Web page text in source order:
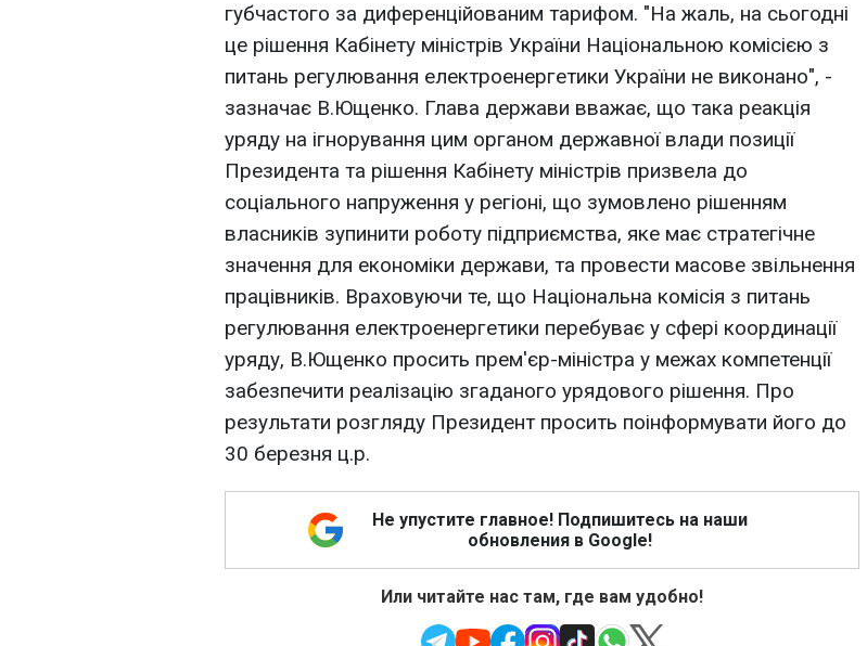
губчастого за диференційованим тарифом. "На жаль, на сьогодні
це рішення Кабінету міністрів України Національною комісією з
питань регулювання електроенергетики України не виконано", -
зазначає В.Ющенко. Глава держави вважає, що така реакція
уряду на ігнорування цим органом державної влади позиції
Президента та рішення Кабінету міністрів призвела до
соціального напруження у регіоні, що зумовлено рішенням
власників зупинити роботу підприємства, яке має стратегічне
значення для економіки держави, та провести масове звільнення
працівників. Враховуючи те, що Національна комісія з питань
регулювання електроенергетики перебуває у сфері координації
уряду, В.Ющенко просить прем'єр-міністра у межах компетенції
забезпечити реалізацію згаданого урядового рішення. Про
результати розгляду Президент просить поінформувати його до
30 березня ц.р.
Не упустите главное! Подпишитесь на наши
обновления в Google!
Или читайте нас там, где вам удобно!